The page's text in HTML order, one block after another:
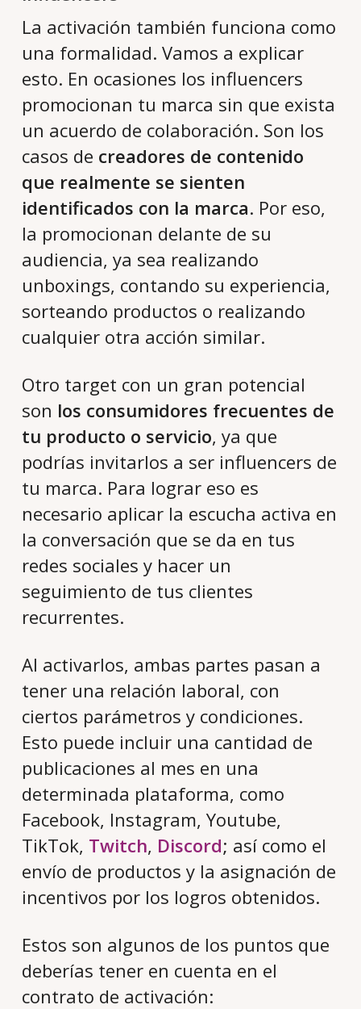
La activación también funciona como
una formalidad. Vamos a explicar
esto. En ocasiones los influencers
promocionan tu marca sin que exista
un acuerdo de colaboración. Son los
casos de creadores de contenido
que realmente se sienten
identificados con la marca. Por eso,
la promocionan delante de su
audiencia, ya sea realizando
unboxings, contando su experiencia,
sorteando productos o realizando
cualquier otra acción similar.
Otro target con un gran potencial
son los consumidores frecuentes de
tu producto o servicio, ya que
podrías invitarlos a ser influencers de
tu marca. Para lograr eso es
necesario aplicar la escucha activa en
la conversación que se da en tus
redes sociales y hacer un
seguimiento de tus clientes
recurrentes.
Al activarlos, ambas partes pasan a
tener una relación laboral, con
ciertos parámetros y condiciones.
Esto puede incluir una cantidad de
publicaciones al mes en una
determinada plataforma, como
Facebook, Instagram, Youtube,
TikTok, Twitch, Discord; así como el
envío de productos y la asignación de
incentivos por los logros obtenidos.
Estos son algunos de los puntos que
deberías tener en cuenta en el
contrato de activación: